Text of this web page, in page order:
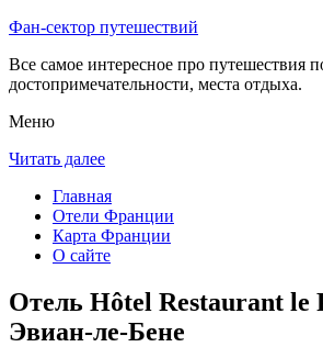
Фан-сектор путешествий
Все самое интересное про путешествия
достопримечательности, места отдыха.
Меню
Читать далее
Главная
Отели Франции
Карта Франции
О сайте
Отель Hôtel Restaurant le
Эвиан-ле-Бене